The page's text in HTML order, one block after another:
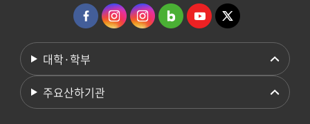
대학·학부
주요산하기관